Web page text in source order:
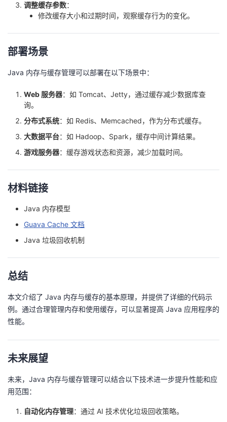
调整缓存参数：
修改缓存大小和过期时间，观察缓存行为的变化。
部署场景
Java 内存与缓存管理可以部署在以下场景中：
Web 服务器：如 Tomcat、Jetty，通过缓存减少数据库查
询。
分布式系统：如 Redis、Memcached，作为分布式缓存。
大数据平台：如 Hadoop、Spark，缓存中间计算结果。
游戏服务器：缓存游戏状态和资源，减少加载时间。
材料链接
Java 内存模型
Guava Cache 文档
Java 垃圾回收机制
总结
本文介绍了 Java 内存与缓存的基本原理，并提供了详细的代码示
例。通过合理管理内存和使用缓存，可以显著提高 Java 应用程序的
性能。
未来展望
未来，Java 内存与缓存管理可以结合以下技术进一步提升性能和应
用范围：
自动化内存管理：通过 AI 技术优化垃圾回收策略。